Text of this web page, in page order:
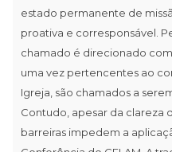
estado permanente de
proativa e corresponsável.
chamado é direcionado
uma vez pertencentes ao
Igreja, são chamados a
Contudo, apesar da clareza
barreiras impedem a